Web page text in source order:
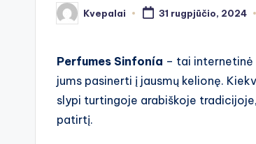
Posted
by
Kvepalai 31 rugpjūčio, 2024
Perfumes Sinfonía – tai internetinė
jums pasinerti į jausmų kelionę.
slypi turtingoje arabiškoje
patirtį.